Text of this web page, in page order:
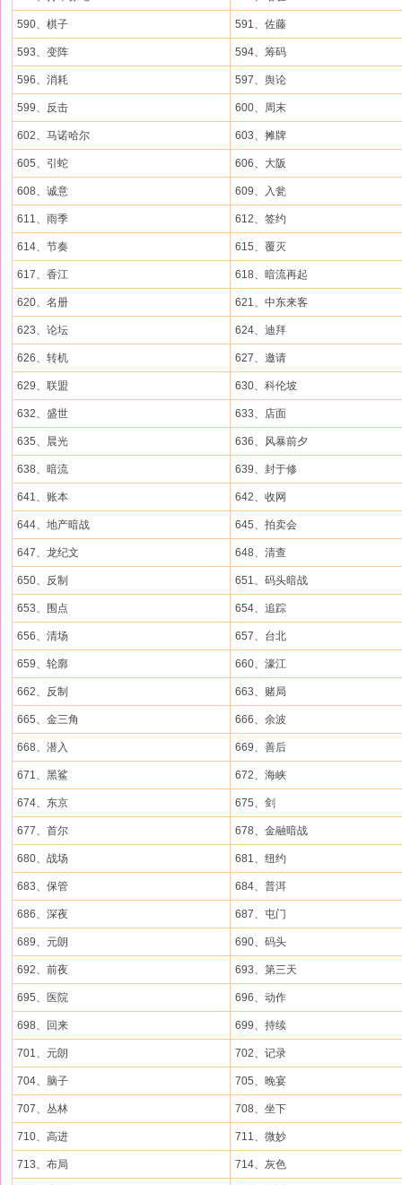
590、棋子 591、佐藤
593、变阵 594、筹码
596、消耗 597、舆论
599、反击 600、周末
602、马诺哈尔 603、摊牌
605、引蛇 606、大阪
608、诚意 609、入瓮
611、雨季 612、签约
614、节奏 615、覆灭
617、香江 618、暗流再起
620、名册 621、中东来客
623、论坛 624、迪拜
626、转机 627、邀请
629、联盟 630、科伦坡
632、盛世 633、店面
635、晨光 636、风暴前夕
638、暗流 639、封于修
641、账本 642、收网
644、地产暗战 645、拍卖会
647、龙纪文 648、清查
650、反制 651、码头暗战
653、围点 654、追踪
656、清场 657、台北
659、轮廓 660、濠江
662、反制 663、赌局
665、金三角 666、余波
668、潜入 669、善后
671、黑鲨 672、海峡
674、东京 675、剑
677、首尔 678、金融暗战
680、战场 681、纽约
683、保管 684、普洱
686、深夜 687、屯门
689、元朗 690、码头
692、前夜 693、第三天
695、医院 696、动作
698、回来 699、持续
701、元朗 702、记录
704、脑子 705、晚宴
707、丛林 708、坐下
710、高进 711、微妙
713、布局 714、灰色